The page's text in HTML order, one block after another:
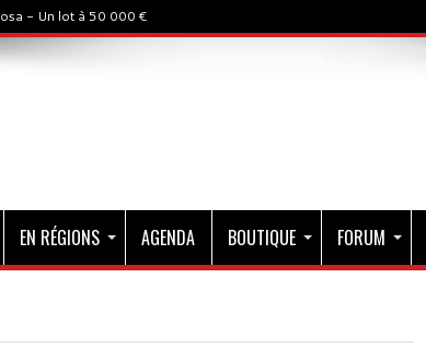
- Un lot à 50 000 €
EN RÉGIONS AGENDA BOUTIQUE FORUM